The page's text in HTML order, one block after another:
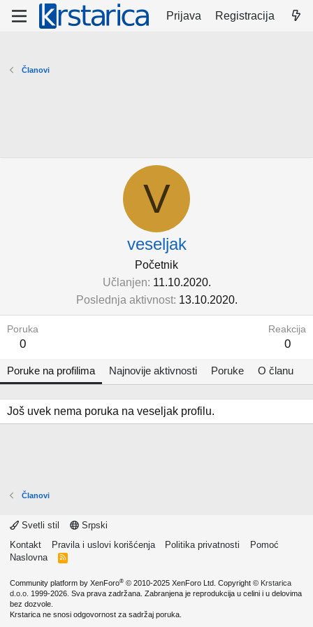
Prijava Registracija
Članovi
V
veseljak
Početnik
Učlanjen 11.10.2020.
Poslednja aktivnost 13.10.2020.
Poruka
0
Reakcija
0
Poruke na profilima Najnovije aktivnosti Poruke O članu
Još uvek nema poruka na veseljak profilu.
Članovi
Svetli stil
Srpski
Kontakt
Pravila i uslovi korišćenja Politika privatnosti
Pomoć
Naslovna
R
Community platform by XenForo® © 2010-2025 XenForo Ltd. Copyright © Krstarica
d.o.o. 1999-2026. Sva prava zadržana. Zabranjena je reprodukcija u celini i u delovima
bez dozvole.
Krstarica ne snosi odgovornost za sadržaj poruka.